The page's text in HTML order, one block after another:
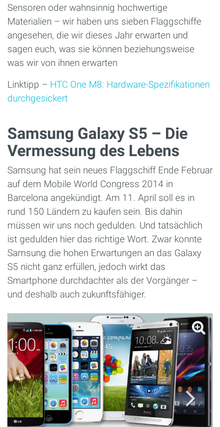
Sensoren oder wahnsinnig hochwertige
Materialien – wir haben uns sieben Flaggschiffe
angesehen, die wir dieses Jahr erwarten und
sagen euch, was sie können beziehungsweise
was wir von ihnen erwarten
Linktipp – HTC One M8: Hardware-Spezifikationen
durchgesickert
Samsung Galaxy S5 – Die
Vermessung des Lebens
Samsung hat sein neues Flaggschiff Ende Februar
auf dem Mobile World Congress 2014 in
Barcelona angekündigt. Am 11. April soll es in
rund 150 Ländern zu kaufen sein. Bis dahin
müssen wir uns noch gedulden. Und tatsächlich
ist gedulden hier das richtige Wort. Zwar konnte
Samsung die hohen Erwartungen an das Galaxy
S5 nicht ganz erfüllen, jedoch wirkt das
Smartphone durchdachter als der Vorgänger –
und deshalb auch zukunftsfähiger.